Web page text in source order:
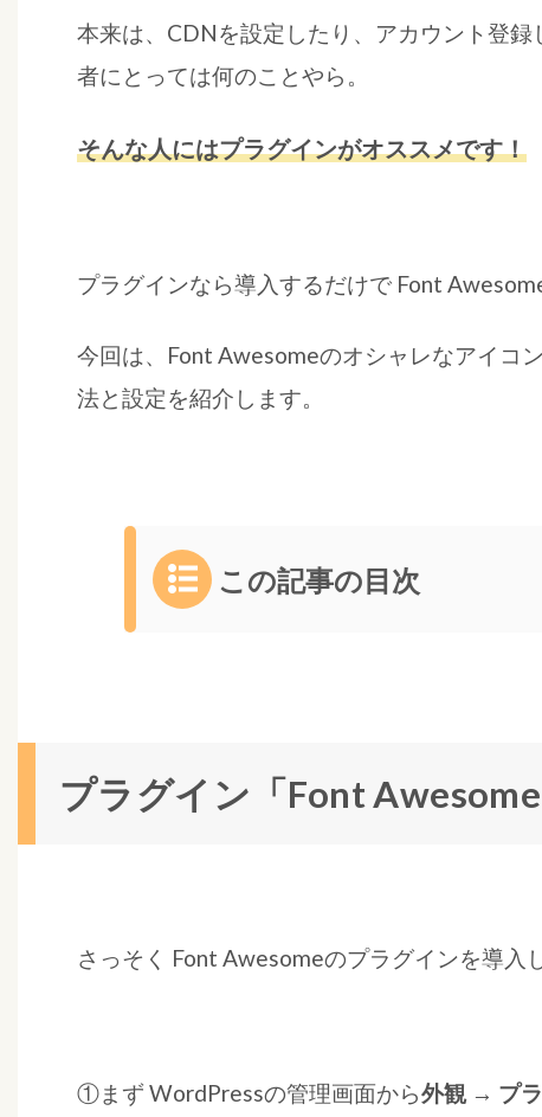
本来は、CDNを設定したり、アカウント登
者にとっては何のことやら。
そんな人にはプラグインがオススメです！
プラグインなら導入するだけで Font
今回は、Font Awesomeのオシャレなアイコ
法と設定を紹介します。
この記事の目次
イ
ン
t
s
プラグイン「Font
さっそく Font Awesomeのプラグインを導入
①まず WordPressの管理画面から外観 → プ